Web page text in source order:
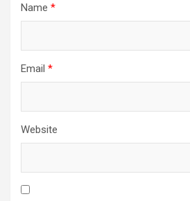
Name *
Email *
Website